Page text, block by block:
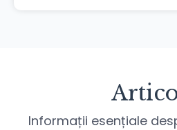
Informații esențiale